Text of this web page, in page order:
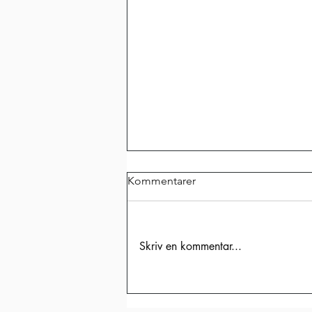
Kommentarer
Skriv en kommentar...